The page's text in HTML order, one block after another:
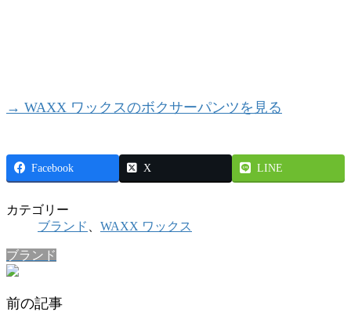
→ WAXX ワックスのボクサーパンツを見る
Facebook X LINE
カテゴリー
ブランド
WAXX ワックス
ブランド
前の記事